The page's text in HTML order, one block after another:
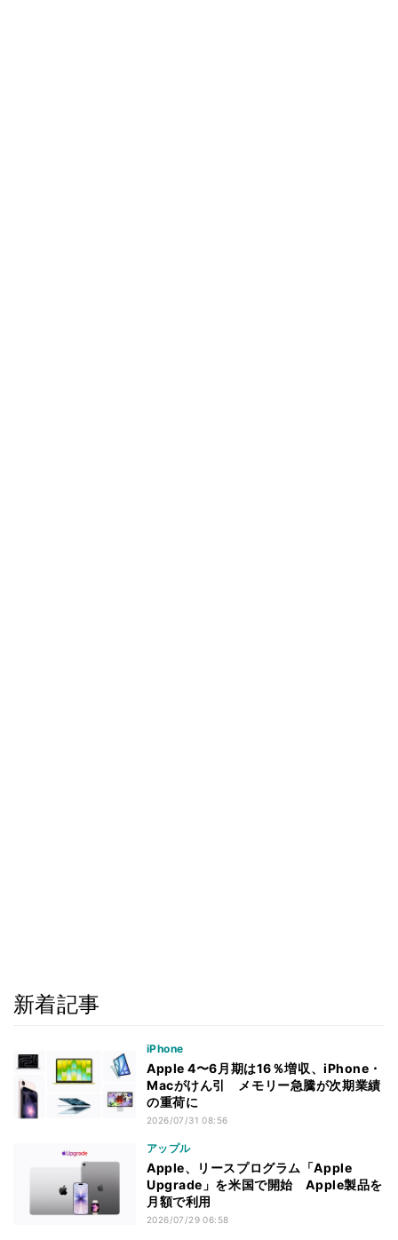
新着記事
iPhone
Apple 4〜6月期は16％増収、iPhone・
Macがけん引 メモリー急騰が次期業績
の重荷に
2026/07/31 08:56
アップル
Apple、リースプログラム「Apple
Upgrade」を米国で開始 Apple製品を
月額で利用
2026/07/29 06:58